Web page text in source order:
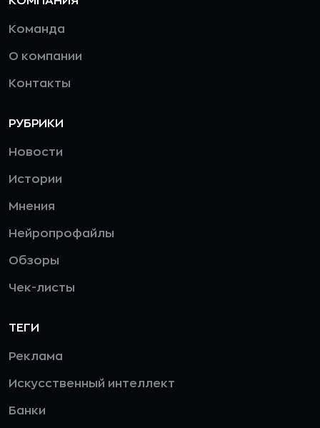
Команда
О компании
Контакты
РУБРИКИ
Новости
Истории
Мнения
Нейропрофайлы
Обзоры
Чек-листы
ТЕГИ
Реклама
Искусственный интеллект
Банки